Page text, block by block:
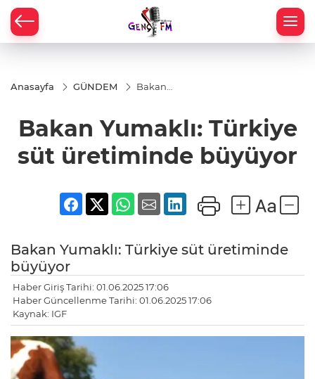
Anasayfa GÜNDEM
Bakan
üretiminde
büyüyor
Bakan Yumaklı: Türkiye
süt üretiminde büyüyor
Bakan Yumaklı: Türkiye süt üretiminde
büyüyor
Haber Giriş Tarihi: 01.06.2025 17:06
Haber Güncellenme Tarihi: 01.06.2025 17:06
Kaynak: IGF